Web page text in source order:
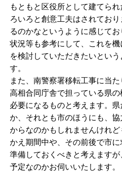
もともと区役所として建てら
ろいろと創意工夫はされてお
るのかなというように感じて
状況等も参考にして、これを
を検討していただきたいとい
す。
また、南警察署移転工事に当
高相合同庁舎で担っている県
必要になるものと考えます。
か、それとも市のほうにも、
からなのかもしれませんけれ
かえ期間中や、その前後で市
準備しておくべきと考えます
予定なのかお伺いいたします。